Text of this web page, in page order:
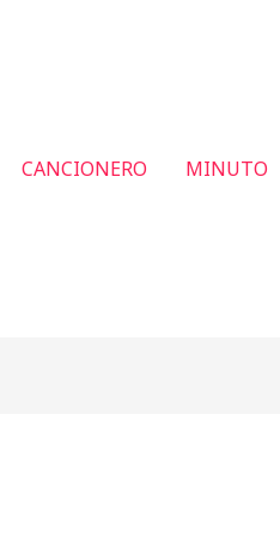
CANCIONERO MINUTO